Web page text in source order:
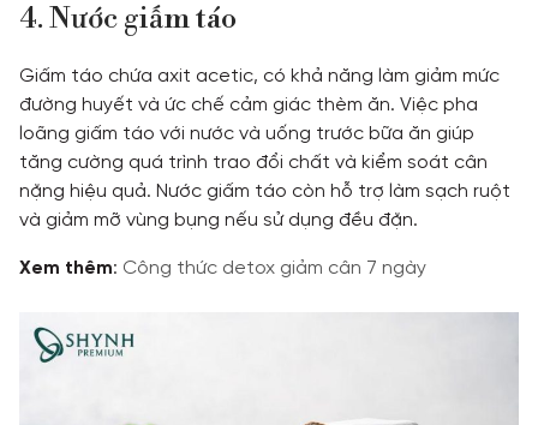
4. Nước giấm táo
Giấm táo chứa axit acetic, có khả năng làm giảm mức
đường huyết và ức chế cảm giác thèm ăn. Việc pha
loãng giấm táo với nước và uống trước bữa ăn giúp
tăng cường quá trình trao đổi chất và kiểm soát cân
nặng hiệu quả. Nước giấm táo còn hỗ trợ làm sạch ruột
và giảm mỡ vùng bụng nếu sử dụng đều đặn.
Xem thêm: Công thức detox giảm cân 7 ngày